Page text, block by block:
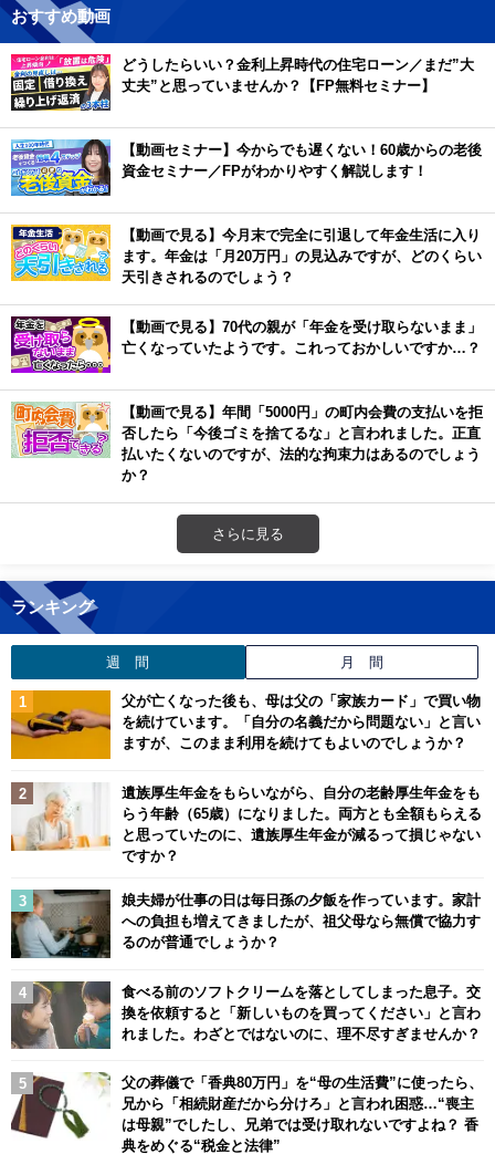
おすすめ動画
どうしたらいい？金利上昇時代の住宅ローン／まだ”大
丈夫”と思っていませんか？【FP無料セミナー】
【動画セミナー】今からでも遅くない！60歳からの老後
資金セミナー／FPがわかりやすく解説します！
【動画で見る】今月末で完全に引退して年金生活に入り
ます。年金は「月20万円」の見込みですが、どのくらい
天引きされるのでしょう？
【動画で見る】70代の親が「年金を受け取らないまま」
亡くなっていたようです。これっておかしいですか…？
【動画で見る】年間「5000円」の町内会費の支払いを拒
否したら「今後ゴミを捨てるな」と言われました。正直
払いたくないのですが、法的な拘束力はあるのでしょう
か？
さらに見る
ランキング
週 間 月 間
父が亡くなった後も、母は父の「家族カード」で買い物
を続けています。「自分の名義だから問題ない」と言い
ますが、このまま利用を続けてもよいのでしょうか？
遺族厚生年金をもらいながら、自分の老齢厚生年金をも
らう年齢（65歳）になりました。両方とも全額もらえる
と思っていたのに、遺族厚生年金が減るって損じゃない
ですか？
娘夫婦が仕事の日は毎日孫の夕飯を作っています。家計
への負担も増えてきましたが、祖父母なら無償で協力す
るのが普通でしょうか？
食べる前のソフトクリームを落としてしまった息子。交
換を依頼すると「新しいものを買ってください」と言わ
れました。わざとではないのに、理不尽すぎませんか？
父の葬儀で「香典80万円」を“母の生活費”に使ったら、
兄から「相続財産だから分けろ」と言われ困惑…“喪主
は母親”でしたし、兄弟では受け取れないですよね？ 香
典をめぐる“税金と法律”